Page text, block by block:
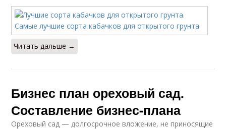
Читать дальше →
Бизнес план ореховый сад.
Составление бизнес-плана
Ореховый сад — долгосрочное вложение, не приносящие